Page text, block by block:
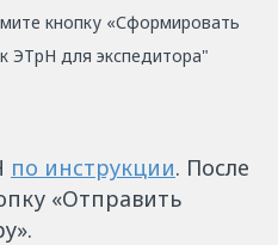
кнопку «Сформировать
ЭТрН для экспедитора"
по инструкции. После
«Отправить